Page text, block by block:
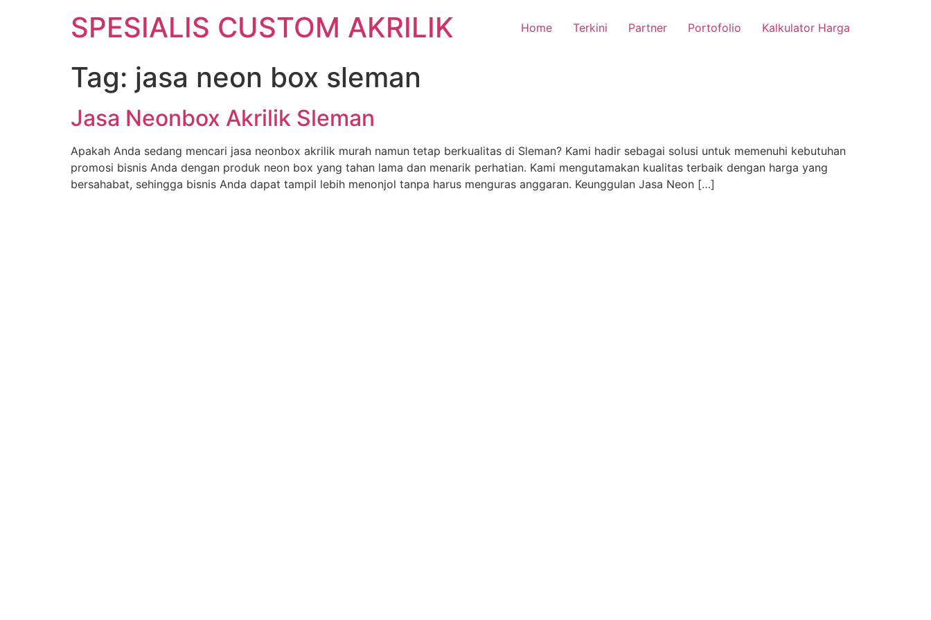
SPESIALIS CUSTOM AKRILIK Home Terkini Partner Portofolio Kalkulator Harga
Tag: jasa neon box sleman
Jasa Neonbox Akrilik Sleman
Apakah Anda sedang mencari jasa neonbox akrilik murah namun tetap berkualitas di Sleman? Kami hadir sebagai solusi untuk memenuhi kebutuhan
promosi bisnis Anda dengan produk neon box yang tahan lama dan menarik perhatian. Kami mengutamakan kualitas terbaik dengan harga yang
bersahabat, sehingga bisnis Anda dapat tampil lebih menonjol tanpa harus menguras anggaran. Keunggulan Jasa Neon […]